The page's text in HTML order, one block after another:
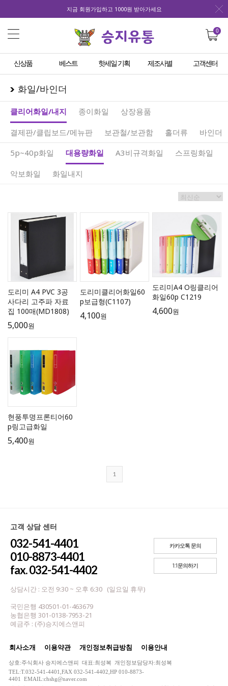
지금 회원가입하고 1000원 받아가세요
0
신상품 베스트 핫세일 기획 제조사별 고객센터
화일/바인더
클리어화일/내지 종이화일 상장용품
결제판/클립보드/메뉴판 보관철/보관함 홀더류
바인더
5p~40p화일
대용량화일 A3비규격화일 스프링화일
악보화일 화일내지
도리미 A4 PVC 3공
사다리 고주파 자료
집 100매(MD1808)
5,000원
도리미클리어화일60
p보급형(C1107)
4,100원
도리미A4 O링클리어
화일60p C1219
4,600원
현풍투명프론티어60
p링고급화일
5,400원
1
고객 상담 센터
032-541-4401
010-8873-4401
fax. 032-541-4402
상담시간 : 오전 9:30 ~ 오후 6:30 (일요일 휴무)
국민은행 430501-01-463679
농협은행 301-0138-7953-21
예금주 : (주)승지에스앤피
카카오톡 문의
1:1문의하기
회사소개 이용약관 개인정보취급방침 이용안내
상호:주식회사 승지에스앤피 대표:최성복 개인정보담당자:최성복
TEL:T.032-541-4401,FAX 032-541-4402,HP 010-8873-
4401 EMAIL:chshg@naver.com